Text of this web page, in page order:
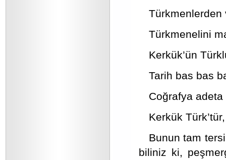
Türkmenlerden
Türkmenelini
Kerkük’ün
Tarih bas bas
Coğrafya
Kerkük
Bunun tam
biliniz ki,